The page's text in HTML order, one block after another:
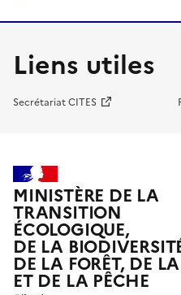
Liens utiles
Secrétariat CITES
MINISTÈRE DE LA
TRANSITION
ÉCOLOGIQUE,
DE LA
DE LA FORÊT, DE
ET DE LA PÊCHE